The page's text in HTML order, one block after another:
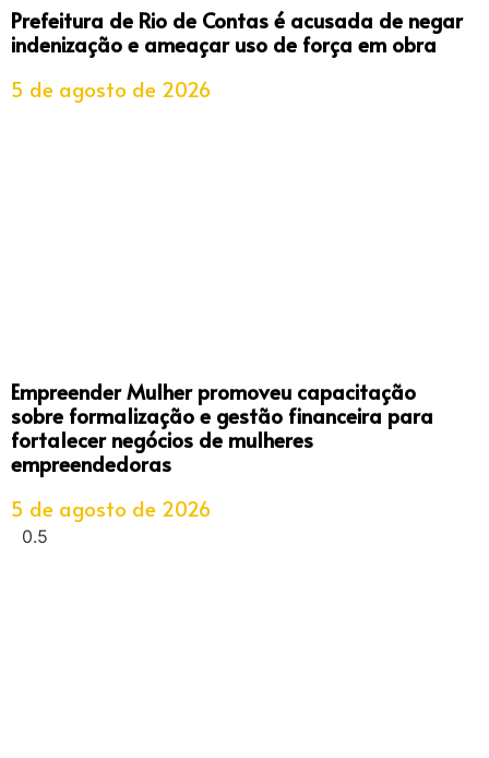
Prefeitura de Rio de Contas é acusada de negar
indenização e ameaçar uso de força em obra
5 de agosto de 2026
Empreender Mulher promoveu capacitação
sobre formalização e gestão financeira para
fortalecer negócios de mulheres
empreendedoras
5 de agosto de 2026